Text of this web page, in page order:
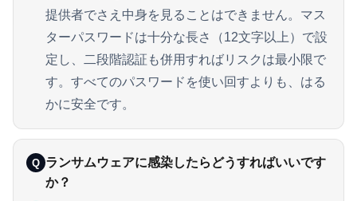
提供者でさえ中身を見ることはできません。マス
ターパスワードは十分な長さ（12文字以上）で設
定し、二段階認証も併用すればリスクは最小限で
す。すべてのパスワードを使い回すよりも、はる
かに安全です。
Q ランサムウェアに感染したらどうすればいいです
か？